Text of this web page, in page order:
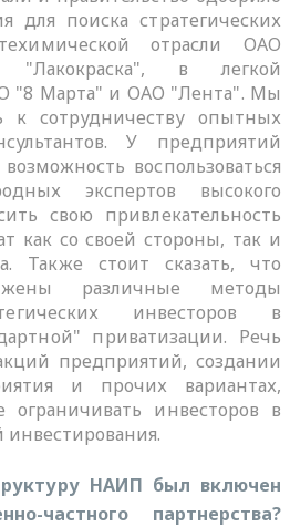
для поиска стратегических
отрасли ОАО
в легкой
"8 Марта" и ОАО "Лента". Мы
к сотрудничеству опытных
У предприятий
воспользоваться
экспертов высокого
свою привлекательность
как со своей стороны, так и
Также стоит сказать, что
различные методы
инвесторов в
приватизации. Речь
предприятий, создании
и прочих вариантах,
ограничивать инвесторов в
НАИП был включен
частного партнерства?